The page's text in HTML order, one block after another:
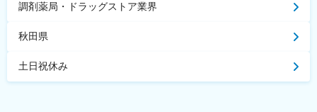
調剤薬局・ドラッグストア業界
秋田県
土日祝休み